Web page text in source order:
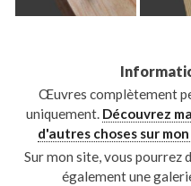
Œuvres complètement
uniquement. Découvrez
d'autres choses sur
Sur mon site, vous pourrez
également une